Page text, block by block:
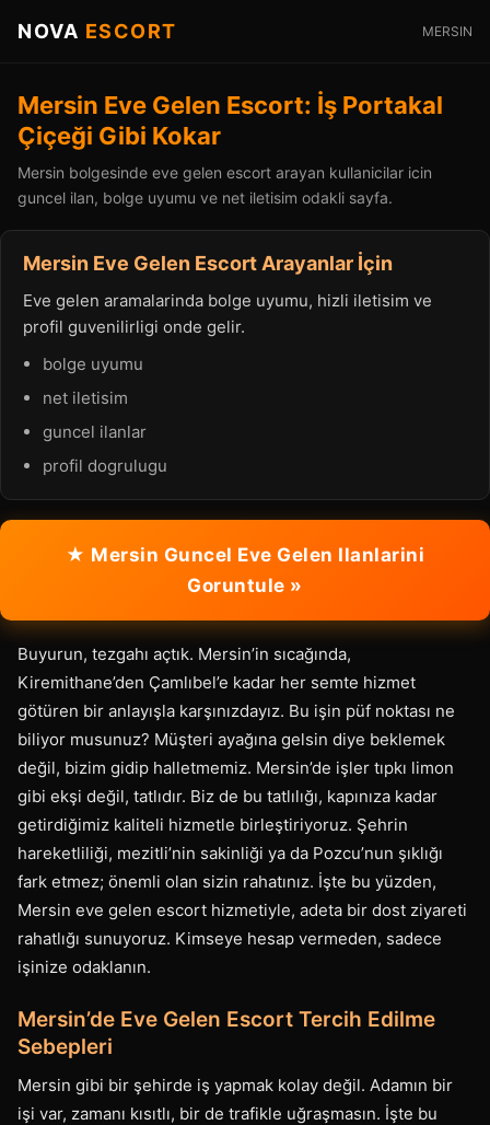
NOVA ESCORT MERSIN
Mersin Eve Gelen Escort: İş Portakal
Çiçeği Gibi Kokar
Mersin bolgesinde eve gelen escort arayan kullanicilar icin
guncel ilan, bolge uyumu ve net iletisim odakli sayfa.
Mersin Eve Gelen Escort Arayanlar İçin
Eve gelen aramalarinda bolge uyumu, hizli iletisim ve
profil guvenilirligi onde gelir.
bolge uyumu
net iletisim
guncel ilanlar
profil dogrulugu
★ Mersin Guncel Eve Gelen Ilanlarini
Goruntule »
Buyurun, tezgahı açtık. Mersin’in sıcağında,
Kiremithane’den Çamlıbel’e kadar her semte hizmet
götüren bir anlayışla karşınızdayız. Bu işin püf noktası ne
biliyor musunuz? Müşteri ayağına gelsin diye beklemek
değil, bizim gidip halletmemiz. Mersin’de işler tıpkı limon
gibi ekşi değil, tatlıdır. Biz de bu tatlılığı, kapınıza kadar
getirdiğimiz kaliteli hizmetle birleştiriyoruz. Şehrin
hareketliliği, mezitli’nin sakinliği ya da Pozcu’nun şıklığı
fark etmez; önemli olan sizin rahatınız. İşte bu yüzden,
Mersin eve gelen escort hizmetiyle, adeta bir dost ziyareti
rahatlığı sunuyoruz. Kimseye hesap vermeden, sadece
işinize odaklanın.
Mersin’de Eve Gelen Escort Tercih Edilme
Sebepleri
Mersin gibi bir şehirde iş yapmak kolay değil. Adamın bir
işi var, zamanı kısıtlı, bir de trafikle uğraşmasın. İşte bu